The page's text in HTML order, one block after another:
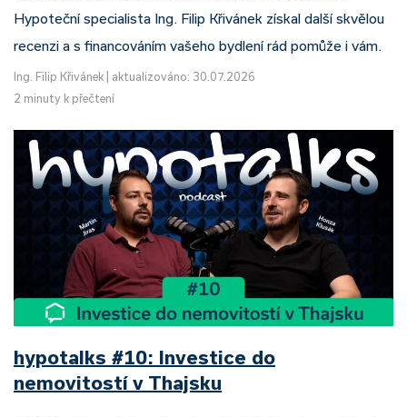
Hypoteční specialista Ing. Filip Křivánek získal další skvělou
recenzi a s financováním vašeho bydlení rád pomůže i vám.
Ing. Filip Křivánek
aktualizováno: 30.07.2026
2 minuty k přečtení
hypotalks #10: Investice do
nemovitostí v Thajsku